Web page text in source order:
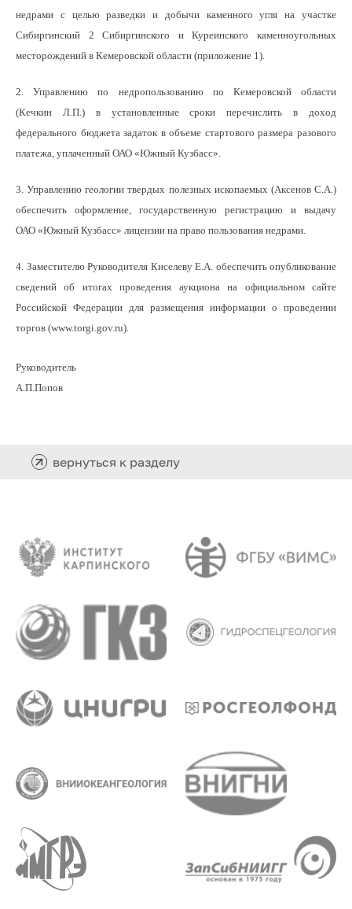
недрами с целью разведки и добычи каменного угля на участке
Сибиргинский 2 Сибиргинского и Куреинского каменноугольных
месторождений в Кемеровской области (приложение 1).
2. Управлению по недропользованию по Кемеровской области
(Кечкин Л.П.) в установленные сроки перечислить в доход
федерального бюджета задаток в объеме стартового размера разового
платежа, уплаченный ОАО «Южный Кузбасс».
3. Управлению геологии твердых полезных ископаемых (Аксенов С.А.)
обеспечить оформление, государственную регистрацию и выдачу
ОАО «Южный Кузбасс» лицензии на право пользования недрами.
4. Заместителю Руководителя Киселеву Е.А. обеспечить опубликование
сведений об итогах проведения аукциона на официальном сайте
Российской Федерации для размещения информации о проведении
торгов (www.torgi.gov.ru).
Руководитель
А.П.Попов
вернуться к разделу